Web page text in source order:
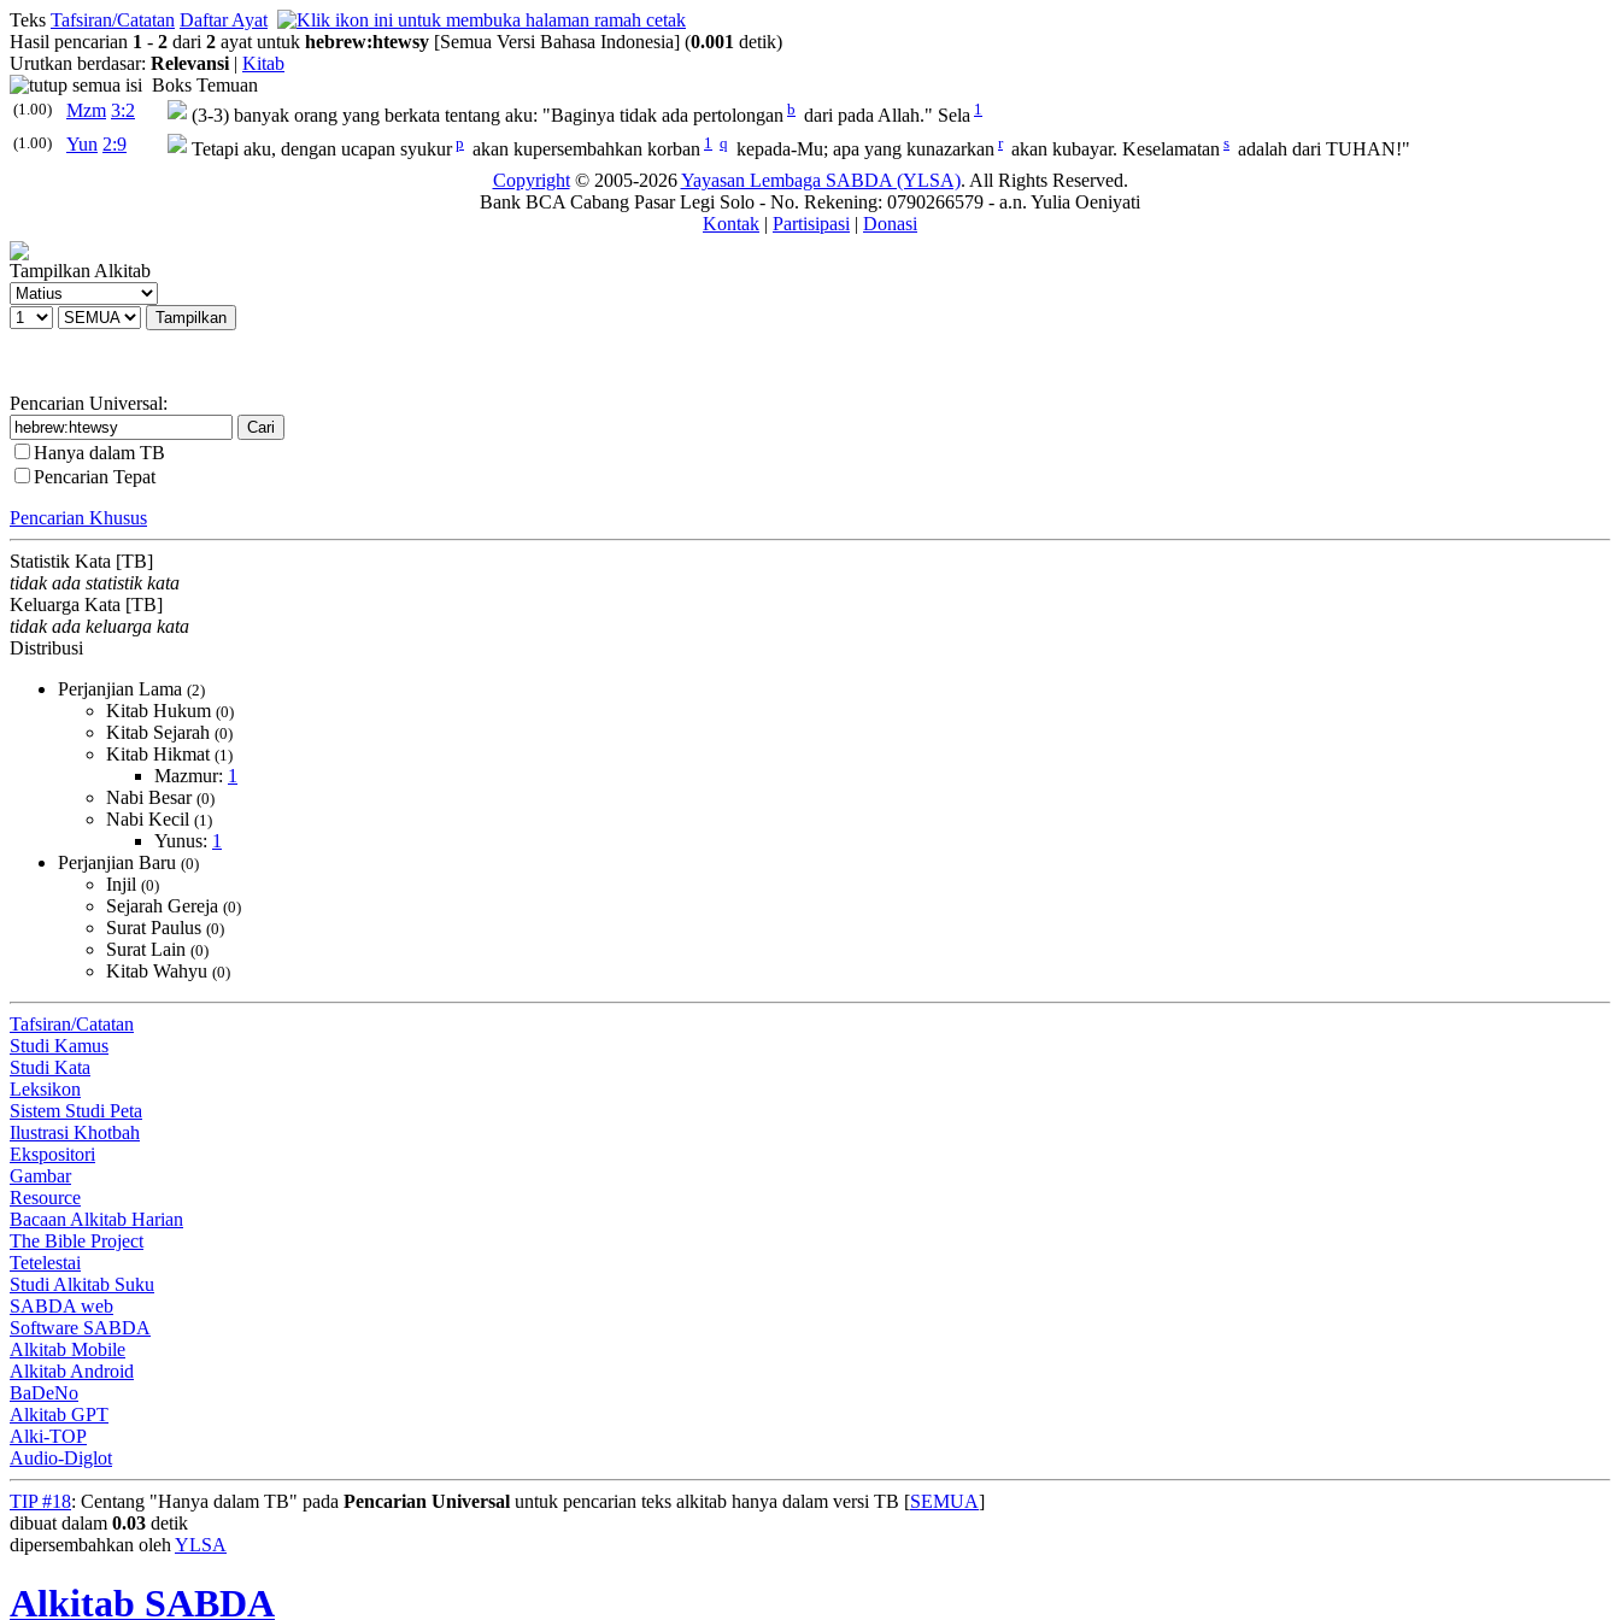
Teks Tafsiran/Catatan Daftar Ayat
Hasil pencarian 1 - 2 dari 2 ayat untuk hebrew:htewsy [Semua Versi Bahasa Indonesia] (0.001 detik)
Urutkan berdasar: Relevansi | Kitab
Boks Temuan
(1.00) Mzm 3:2 (3-3) banyak orang yang berkata tentang aku: "Baginya tidak ada pertolongan b dari pada Allah." Sela 1
(1.00)
Yun 2:9 Tetapi aku, dengan ucapan syukur p akan kupersembahkan korban 1 q kepada-Mu; apa yang kunazarkan r akan kubayar. Keselamatan s adalah dari TUHAN!"
Copyright© 2005-2026Yayasan Lembaga SABDA (YLSA). All Rights Reserved.
Bank BCA Cabang Pasar Legi Solo - No. Rekening: 0790266579 - a.n. Yulia Oeniyati
Kontak | Partisipasi | Donasi
Tampilkan Alkitab
Pencarian Universal:
Hanya dalam TB
Pencarian Tepat
Pencarian Khusus
Statistik Kata [TB]
tidak ada statistik kata
Keluarga Kata [TB]
tidak ada keluarga kata
Distribusi
Perjanjian Lama (2)
Kitab Hukum (0)
Kitab Sejarah (0)
Kitab Hikmat (1)
Mazmur: 1
Nabi Besar (0)
Nabi Kecil (1)
Yunus: 1
Perjanjian Baru (0)
Injil (0)
Sejarah Gereja (0)
Surat Paulus (0)
Surat Lain (0)
Kitab Wahyu (0)
Tafsiran/Catatan
Studi Kamus
Studi Kata
Leksikon
Sistem Studi Peta
Ilustrasi Khotbah
Ekspositori
Gambar
Resource
Bacaan Alkitab Harian
The Bible Project
Tetelestai
Studi Alkitab Suku
SABDA web
Software SABDA
Alkitab Mobile
Alkitab Android
BaDeNo
Alkitab GPT
Alki-TOP
Audio-Diglot
TIP #18: Centang "Hanya dalam TB" pada Pencarian Universal untuk pencarian teks alkitab hanya dalam versi TB [SEMUA]
dibuat dalam 0.03 detik
dipersembahkan oleh YLSA
Alkitab SABDA